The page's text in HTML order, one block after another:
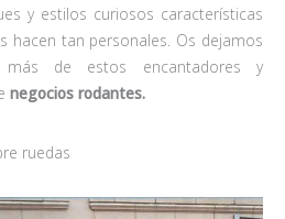
y estilos curiosos características
hacen tan personales. Os dejamos
más de estos encantadores y
negocios rodantes.